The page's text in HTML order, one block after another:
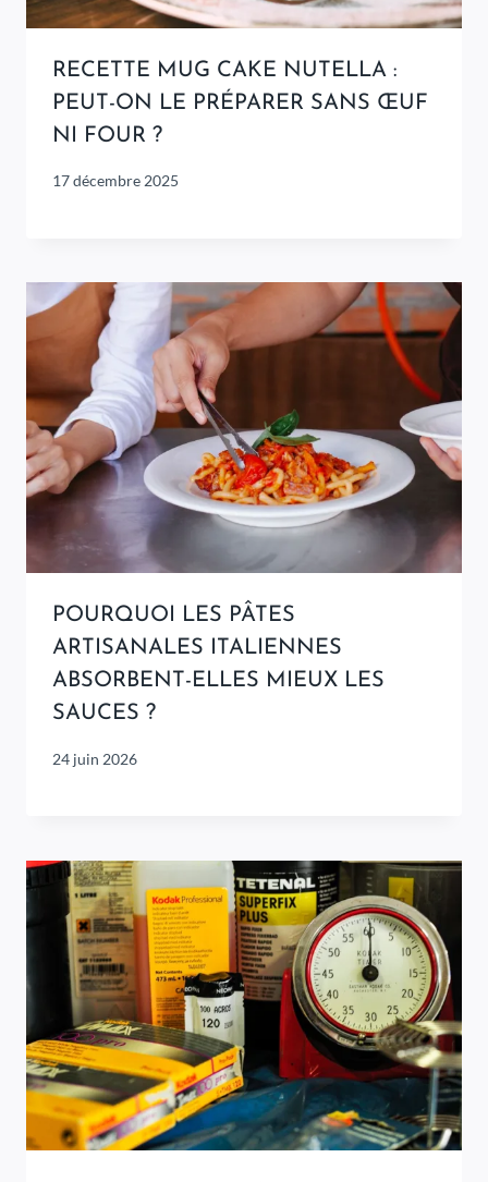
RECETTE MUG CAKE NUTELLA :
PEUT-ON LE PRÉPARER SANS ŒUF
NI FOUR ?
17 décembre 2025
POURQUOI LES PÂTES
ARTISANALES ITALIENNES
ABSORBENT-ELLES MIEUX LES
SAUCES ?
24 juin 2026